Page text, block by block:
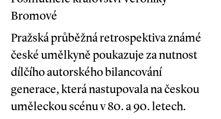
Bromové
Pražská průběžná retrospektiva známé
české umělkyně poukazuje za nutnost
dílčího autorského bilancování
generace, která nastupovala na českou
uměleckou scénu v 80. a 90. letech.